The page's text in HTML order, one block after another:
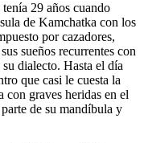
29 años cuando
de Kamchatka con los
por cazadores,
sueños recurrentes con
dialecto. Hasta el día
que casi le cuesta la
graves heridas en el
de su mandíbula y